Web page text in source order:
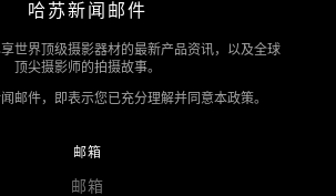
哈苏新闻邮件
世界顶级摄影器材的最新产品资讯，以及全球
顶尖摄影师的拍摄故事。
邮件，即表示您已充分理解并同意本政策。
邮箱